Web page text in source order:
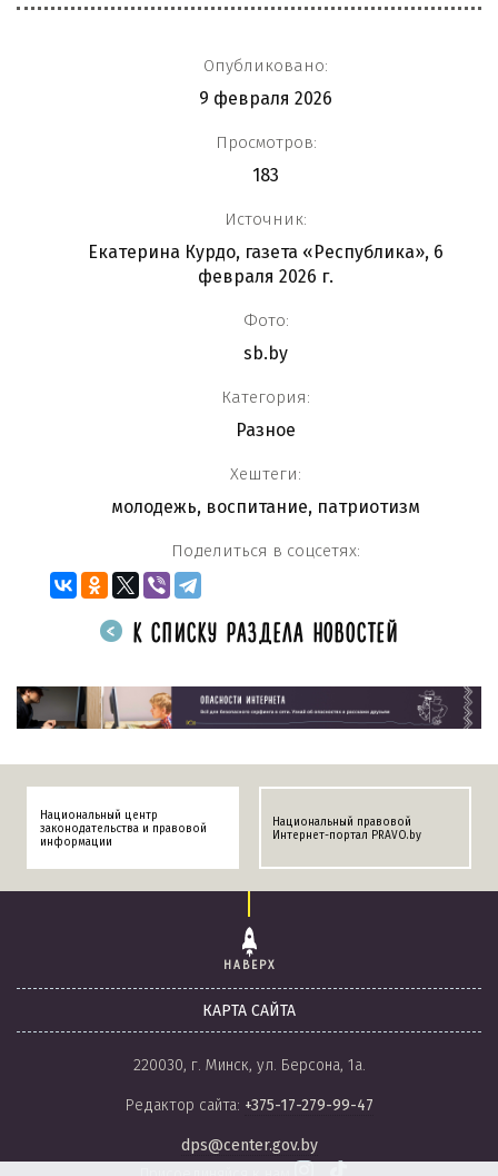
Опубликовано:
9 февраля 2026
Просмотров:
183
Источник:
Екатерина Курдо, газета «Республика», 6
февраля 2026 г.
Фото:
sb.by
Категория:
Разное
Хештеги:
молодежь, воспитание, патриотизм
Поделиться в соцсетях:
К СПИСКУ РАЗДЕЛА НОВОСТЕЙ
Национальный центр
законодательства и правовой
информации
Национальный правовой
Интернет-портал PRAVO.by
НАВЕРХ
КАРТА САЙТА
220030, г. Минск, ул. Берсона, 1а.
Редактор сайта: +375-17-279-99-47
dps@center.gov.by